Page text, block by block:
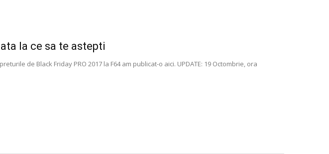
la ce sa te astepti
de Black Friday PRO 2017 la F64 am publicat-o aici. UPDATE: 19 Octombrie, ora